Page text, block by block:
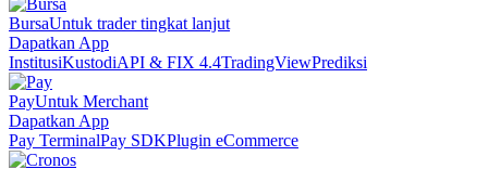
BursaUntuk trader tingkat lanjut
Dapatkan App
InstitusiKustodiAPI & FIX 4.4TradingViewPrediksi
PayUntuk Merchant
Dapatkan App
Pay TerminalPay SDKPlugin eCommerce